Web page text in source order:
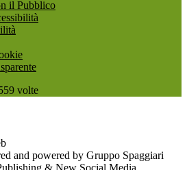
il Pubblico
volte
and powered by Gruppo Spaggiari